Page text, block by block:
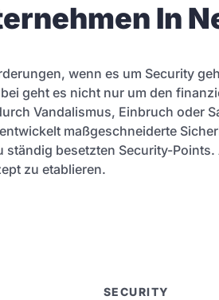
In
wenn es um Security
geht es nicht nur um den
Vandalismus, Einbruch oder
maßgeschneiderte
besetzten Security-
zu etablieren.
SECURITY